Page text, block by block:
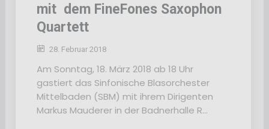
mit dem FineFones Saxophon
Quartett
28. Februar 2018
Am Sonntag, 18. März 2018 ab 18 Uhr
gastiert das Sinfonische Blasorchester
Mittelbaden (SBM) mit ihrem Dirigenten
Markus Mauderer in der Badnerhalle R...